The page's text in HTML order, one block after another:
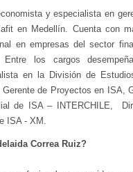
y especialista en
en Medellín. Cuenta con
en empresas del sector
Entre los cargos
en la División de
de Proyectos en ISA,
de ISA – INTERCHILE,
ISA - XM.
Correa Ruiz?